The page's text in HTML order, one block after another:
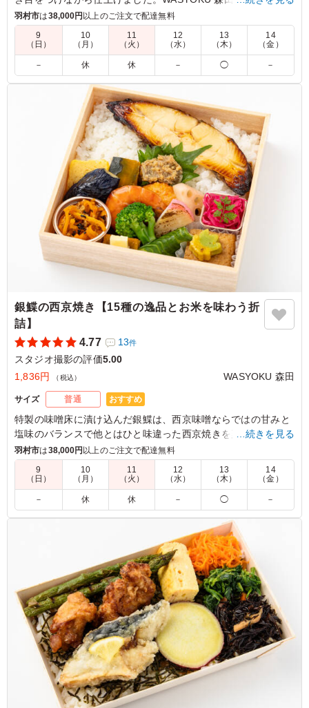
米は新潟県糸魚川産のコシヒカリ。召し上がっていただくと、
みずみずしさとお米の甘さに驚いていただけると思います。15
種の繊細で華やかな副菜と共にお楽しみください。会議などに
最適です。
鶏肉は塩麹漬けで優しい味付けです。副菜もたくさん入っ
ていて、それぞれおいしくて喜ばれでいました。ごはんも
美味しいです。 バランスよいお弁当でどなたにも喜ばれ
ていました。
ご利用シーン：ロケ・撮影›スタジオ撮影
東京都渋谷区神山町2026/07/09
羽村市は38,000円 以上のご注文で配達無料
9
（日）
10
（月）
11
（火）
12
（水）
13
（木）
14
（金）
－ 休 休 － ◯ －
銀鰈の西京焼き【15種の逸品とお米を味わう折
詰】
4.77
13件
スタジオ撮影の評価5.00
1,836円
（税込） WASYOKU 森田
サイズ 普通 おすすめ
特製の味噌床に漬け込んだ銀鰈は、⻄京味噌ならではの⽢みと
塩味のバランスで他とはひと味違った⻄京焼きを楽しんでいた
だけます。WASYOKU 森田でも一番人気のメインです。お米は
新潟県糸魚川産のコシヒカリ。口の中に入れるとジューシーさ
とお米の甘みが広がります。お米の美味しさを味わっていただ
けるお米です。15種の店主の腕が光る繊細で豊かな味わいの副
菜と共にお召し上がりください。会議やおもてなしにおすすめ
です。
魚のお弁当が銀鰈の西京焼きで、魚好きには嬉しい優しい
ですし、味付けも深みがあり、副菜もバランスよく入って
いて、ごはんも美味しいです。 他の種類もまた食べ比べ
てみたいです
ご利用シーン：ロケ・撮影›スタジオ撮影
東京都渋谷区神山町2026/07/09
…続きを見る
羽村市は38,000円 以上のご注文で配達無料
9
（日）
10
（月）
11
（火）
12
（水）
13
（木）
14
（金）
－ 休 休 － ◯ －